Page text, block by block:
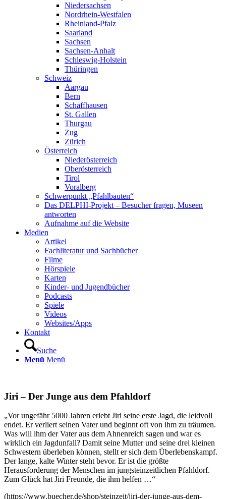
Niedersachsen
Nordrhein-Westfalen
Rheinland-Pfalz
Saarland
Sachsen
Sachsen-Anhalt
Schleswig-Holstein
Thüringen
Schweiz
Aargau
Bern
Schaffhausen
St. Gallen
Thurgau
Zug
Zürich
Österreich
Niederösterreich
Oberösterreich
Tirol
Voralberg
Schwerpunkt „Pfahlbauten“
Das DELPHI-Projekt – Besucher fragen, Museen
antworten
Aufnahme auf die Website
Medien
Artikel
Fachliteratur und Sachbücher
Filme
Hörspiele
Karten
Kinder- und Jugendbücher
Podcasts
Spiele
Videos
Websites/Apps
Kontakt
Suche
Menü Menü
Jiri – Der Junge aus dem Pfahldorf
„Vor ungefähr 5000 Jahren erlebt Jiri seine erste Jagd, die leidvoll
endet. Er verliert seinen Vater und beginnt oft von ihm zu träumen.
Was will ihm der Vater aus dem Ahnenreich sagen und war es
wirklich ein Jagdunfall? Damit seine Mutter und seine drei kleinen
Schwestern überleben können, stellt ersich dem Überlebenskampf.
Der lange, kalte Winter steht bevor. Er ist die größte
Herausforderung der Menschen im jungsteinzeitlichen Pfahldorf.
Zum Glück hat Jiri Freunde, die ihm helfen …“
(https://www.buecher.de/shop/steinzeit/jiri-der-junge-aus-dem-